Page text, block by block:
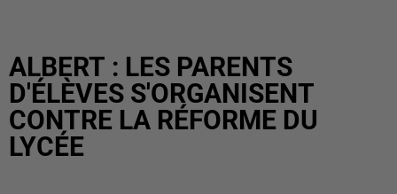
ALBERT : LES PARENTS
D'ÉLÈVES S'ORGANISENT
CONTRE LA RÉFORME DU
LYCÉE